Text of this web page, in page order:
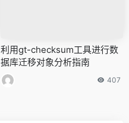
利用gt-checksum工具进行数
据库迁移对象分析指南
407